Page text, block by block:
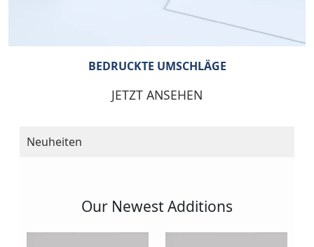
BEDRUCKTE UMSCHLÄGE
JETZT ANSEHEN
Neuheiten
Our Newest Additions